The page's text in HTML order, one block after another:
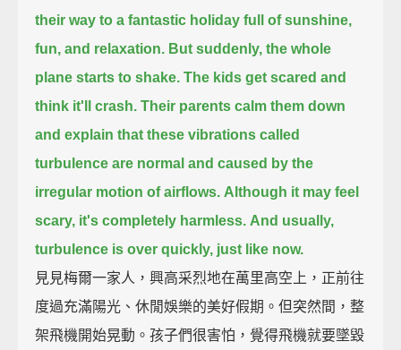
their way to a fantastic holiday full of sunshine,
fun, and relaxation. But suddenly, the whole
plane starts to shake. The kids get scared and
think it'll crash. Their parents calm them down
and explain that these vibrations called
turbulence are normal and caused by the
irregular motion of airflows. Although it may feel
scary, it's completely harmless. And usually,
turbulence is over quickly, just like now.
見見梅爾一家人，興高采烈地在萬里高空上，正前往
度過充滿陽光、休閒娛樂的美好假期。但突然間，整
架飛機開始晃動。孩子們很害怕，覺得飛機就要墜毀